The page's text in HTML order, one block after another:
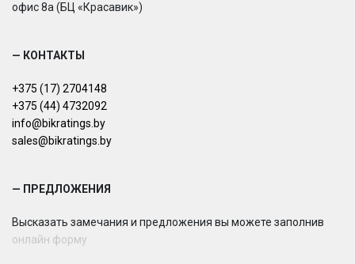
офис 8а (БЦ «Красавик»)
— КОНТАКТЫ
+375 (17) 2704148
+375 (44) 4732092
info@bikratings.by
sales@bikratings.by
— ПРЕДЛОЖЕНИЯ
Высказать замечания и предложения вы можете заполнив
онлайн форму